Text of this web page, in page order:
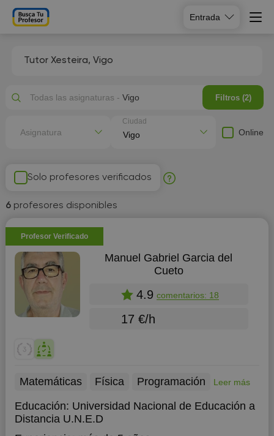
Entrada
Tutor Xesteira, Vigo
Solo profesores verificados
6 profesores disponibles
Profesor Verificado
Manuel Gabriel Garcia del
Cueto
4.9 comentarios: 18
17 €/h
Matemáticas Física Programación Leer más
Educación: Universidad Nacional de Educación a
Distancia U.N.E.D
Todas las asignaturas - Vigo Filtros (2)
Asignatura
Ciudad
Online